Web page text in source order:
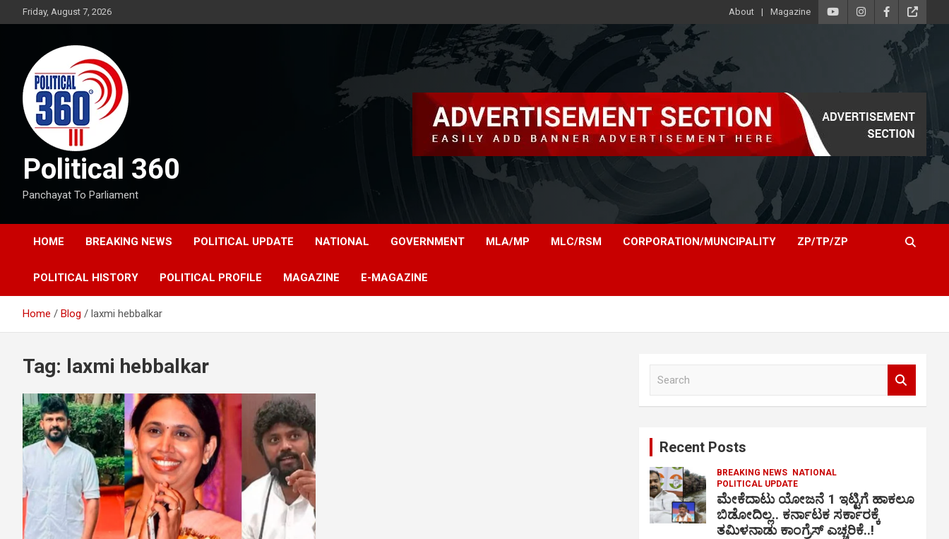
to
Friday, August 7, 2026 About Magazine
Political 360
Panchayat To Parliament
HOME BREAKING NEWS POLITICAL UPDATE NATIONAL GOVERNMENT MLA/MP MLC/RSM CORPORATION/MUNCIPALITY ZP/TP/ZP
POLITICAL HISTORY POLITICAL PROFILE MAGAZINE E-MAGAZINE
Home Blog laxmi hebbalkar
Tag: laxmi hebbalkar
Recent Posts
BREAKING NEWS
NATIONAL
POLITICAL UPDATE
ಮೇಕೆದಾಟು ಯೋಜನೆ 1 ಇಟ್ಟಿಗೆ ಹಾಕಲೂ
ಬಿಡೋದಿಲ್ಲ.. ಕರ್ನಾಟಕ ಸರ್ಕಾರಕ್ಕೆ
ತಮಿಳನಾಡು ಕಾಂಗ್ರೆಸ್ ಎಚ್ಚರಿಕೆ..!